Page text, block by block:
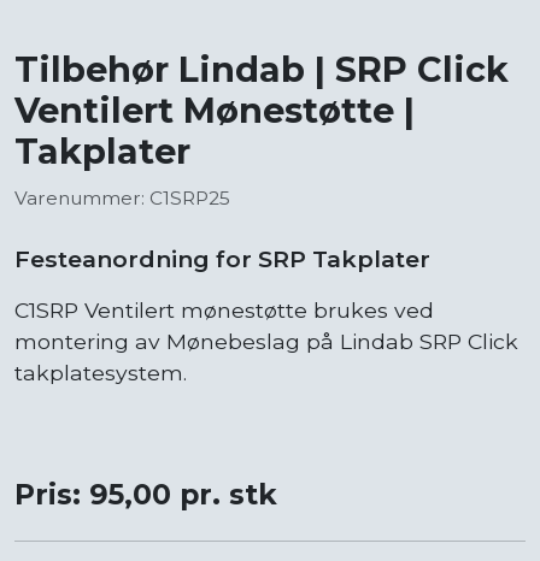
Tilbehør Lindab | SRP Click
Ventilert Mønestøtte |
Takplater
Varenummer: C1SRP25
Festeanordning for SRP Takplater
C1SRP Ventilert mønestøtte brukes ved
montering av Mønebeslag på Lindab SRP Click
takplatesystem.
Pris: 95,00 pr. stk